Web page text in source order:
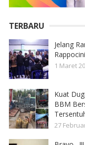
TERBARU
Jelang
1 Maret
Kuat
BBM
27